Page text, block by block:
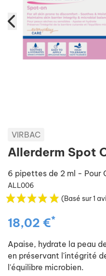
VIRBAC
Allerderm Spot
6 pipettes de 2 ml - Pour
ALL006
(Basé sur 1
18,02 €*
Apaise, hydrate la peau
en préservant l'intégrité
l'équilibre microbien.